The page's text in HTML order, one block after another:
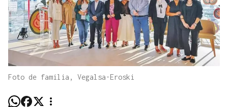
Foto de familia, Vegalsa-Eroski